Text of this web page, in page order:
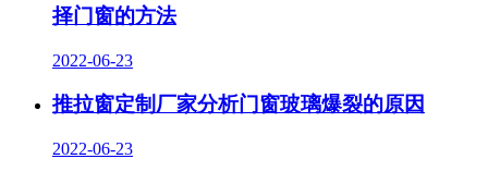
择门窗的方法
2022-06-23
推拉窗定制厂家分析门窗玻璃爆裂的原因
2022-06-23